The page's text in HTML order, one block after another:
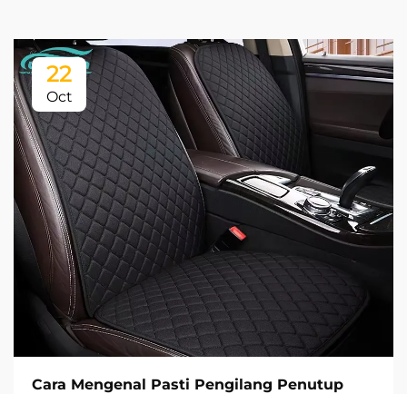
22
Oct
Cara Mengenal Pasti Pengilang Penutup